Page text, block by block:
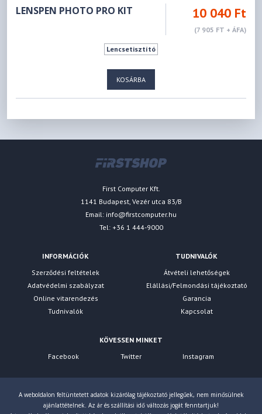
LENSPEN PHOTO PRO KIT 10 040 Ft
(7 905 FT + ÁFA)
Lencsetisztító
KOSÁRBA
First Computer Kft.
1141 Budapest, Vezér utca 83/B
Email: info@firstcomputer.hu
Tel: +36 1 444-9000
INFORMÁCIÓK
Szerződési feltételek
Adatvédelmi szabályzat
Online vitarendezés
Tudnivalók
TUDNIVALÓK
Átvételi lehetőségek
Elállási/Felmondási tájékoztató
Garancia
Kapcsolat
KÖVESSEN MINKET
Facebook
Twitter Instagram
A weboldalon feltüntetett adatok kizárólag tájékoztató jellegűek, nem minősülnek
ajánlattételnek. Az ár és szállítási idő változás jogát fenntartjuk!